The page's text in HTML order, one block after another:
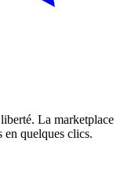
La marketplace
en quelques clics.